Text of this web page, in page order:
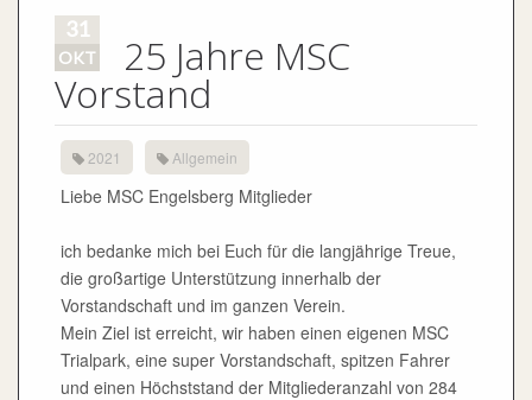
31
OKT 25 Jahre MSC
Vorstand
2021 Allgemein
Liebe MSC Engelsberg Mitglieder
ich bedanke mich bei Euch für die langjährige Treue,
die großartige Unterstützung innerhalb der
Vorstandschaft und im ganzen Verein.
Mein Ziel ist erreicht, wir haben einen eigenen MSC
Trialpark, eine super Vorstandschaft, spitzen Fahrer
und einen Höchststand der Mitgliederanzahl von 284